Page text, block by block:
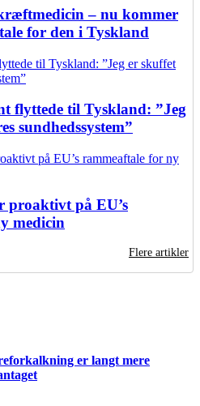
– nu kommer
for den i Tyskland
flyttede til Tyskland: ”Jeg
sundhedssystem”
proaktivt på EU’s
medicin
Flere artikler
er langt mere